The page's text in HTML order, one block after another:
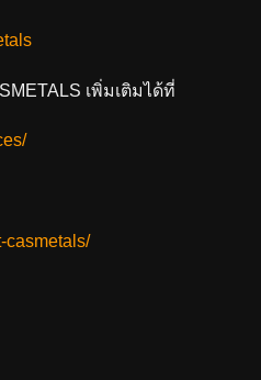
เพิ่มเติมได้ที่
casmetals/